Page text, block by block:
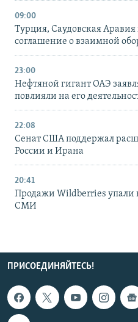
09:00
Турция, Саудовская
соглашение о взаимной
23:00
Нефтяной гигант ОАЭ
повлияли на его
22:08
Сенат США поддержал
России и Ирана
20:41
Продажи Wildberries упали
СМИ
ПРИСОЕДИНЯЙТЕСЬ!